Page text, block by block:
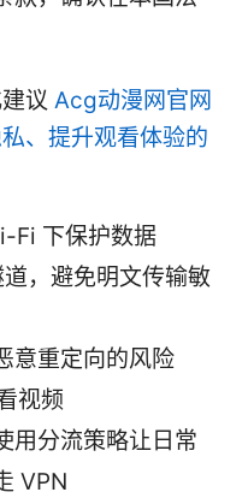
议 Acg动漫网官网
、提升观看体验的
Fi 下保护数据
，避免明文传输敏
意重定向的风险
视频
用分流策略让日常
VPN